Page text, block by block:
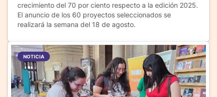
crecimiento del 70 por ciento respecto a la edición 2025.
El anuncio de los 60 proyectos seleccionados se
realizará la semana del 18 de agosto.
NOTICIA